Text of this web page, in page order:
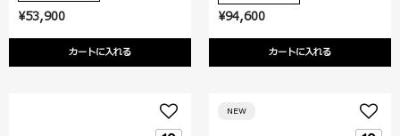
¥53,900
カートに入れる
¥94,600
カートに入れる
NEW